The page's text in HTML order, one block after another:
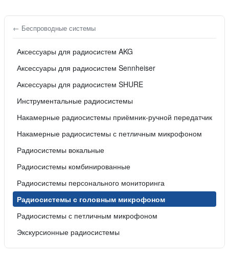
← Беспроводные системы
Аксессуары для радиосистем AKG
Аксессуары для радиосистем Sennheiser
Аксессуары для радиосистем SHURE
Инструментальные радиосистемы
Накамерные радиосистемы приёмник-ручной передатчик
Накамерные радиосистемы с петличным микрофоном
Радиосистемы вокальные
Радиосистемы комбинированные
Радиосистемы персонального мониторинга
Радиосистемы с головным микрофоном
Радиосистемы с петличным микрофоном
Экскурсионные радиосистемы